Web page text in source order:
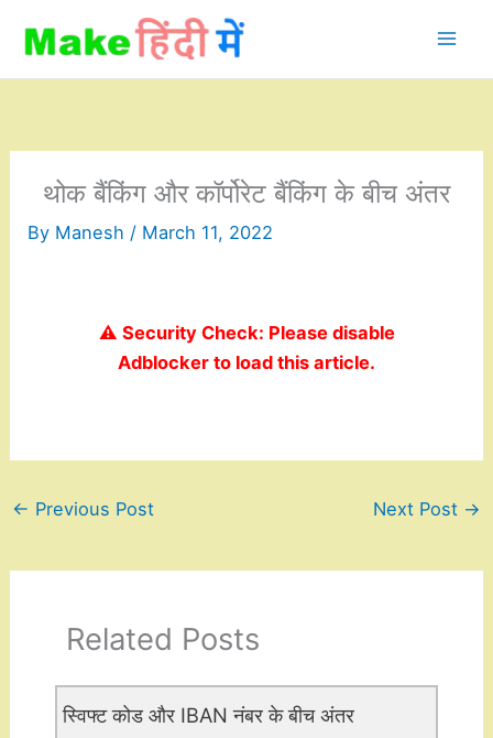
content
थोक बैंकिंग और कॉर्पोरेट बैंकिंग के बीच अंतर
By Manesh / March 11, 2022
⚠️ Security Check: Please disable
Adblocker to load this article.
← Previous Post Next Post →
Related Posts
स्विफ्ट कोड और IBAN नंबर के बीच अंतर